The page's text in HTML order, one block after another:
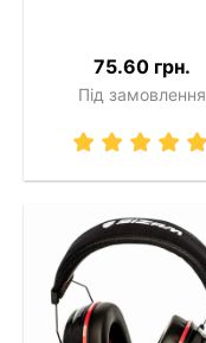
75.60 грн.
Під замовлення